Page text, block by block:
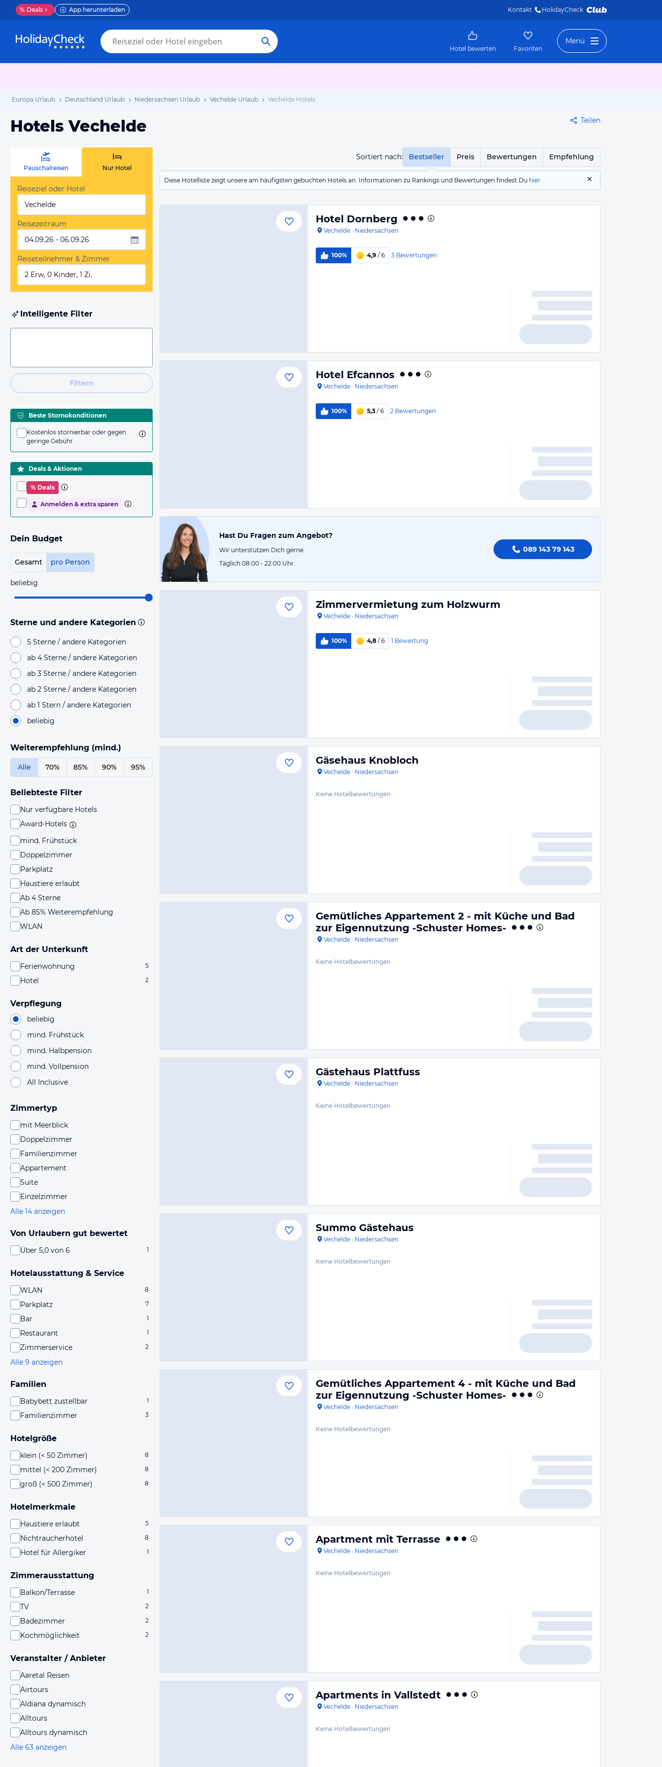
% Deals App herunterladen Kontakt HolidayCheck
Hotel bewerten Favoriten
Menü
Europa Urlaub Deutschland Urlaub Niedersachsen Urlaub Vechelde Urlaub Vechelde Hotels
Hotels Vechelde Teilen
Sortiert nach: Bestseller Preis Bewertungen Empfehlung
Diese Hotelliste zeigt unsere am häufigsten gebuchten Hotels an. Informationen zu Rankings und Bewertungen findest Du hier
Pauschalreisen Nur Hotel
Reiseziel oder Hotel
Vechelde
Reisezeitraum
04.09.26 - 06.09.26
Reiseteilnehmer & Zimmer
2 Erw, 0 Kinder, 1 Zi.
Intelligente Filter
Filtern
Beste Stornokonditionen
Kostenlos stornierbar oder gegen
geringe Gebühr
Deals & Aktionen
% Deals
Anmelden & extra sparen
Dein Budget
Gesamt pro Person
beliebig
Sterne und andere Kategorien
5 Sterne / andere Kategorien
ab 4 Sterne / andere Kategorien
ab 3 Sterne / andere Kategorien
ab 2 Sterne / andere Kategorien
ab 1 Stern / andere Kategorien
beliebig
Weiterempfehlung (mind.)
Alle 70% 85% 90% 95%
Beliebteste Filter
Nur verfügbare Hotels
Award-Hotels
mind. Frühstück
Doppelzimmer
Parkplatz
Haustiere erlaubt
Ab 4 Sterne
Ab 85% Weiterempfehlung
WLAN
Art der Unterkunft
Ferienwohnung 5
Hotel 2
Verpflegung
beliebig
mind. Frühstück
mind. Halbpension
mind. Vollpension
All Inclusive
Zimmertyp
mit Meerblick
Doppelzimmer
Familienzimmer
Appartement
Suite
Einzelzimmer
Alle 14 anzeigen
Von Urlaubern gut bewertet
Über 5,0 von 6 1
Hotelausstattung & Service
WLAN 8
Parkplatz 7
Bar 1
Restaurant 1
Zimmerservice 2
Alle 9 anzeigen
Familien
Babybett zustellbar 1
Familienzimmer 3
Hotelgröße
klein (< 50 Zimmer) 8
mittel (< 200 Zimmer) 8
groß (< 500 Zimmer) 8
Hotelmerkmale
Haustiere erlaubt 5
Nichtraucherhotel 8
Hotel für Allergiker 1
Zimmerausstattung
Balkon/Terrasse 1
TV 2
Badezimmer 2
Kochmöglichkeit 2
Veranstalter / Anbieter
Aaretal Reisen
Airtours
Aldiana dynamisch
Alltours
Alltours dynamisch
Alle 63 anzeigen
Hotel Dornberg
Vechelde · Niedersachsen
100% 4,9 / 6 3 Bewertungen
Hotel Efcannos
Vechelde · Niedersachsen
100% 5,3 / 6 2 Bewertungen
Hast Du Fragen zum Angebot?
Wir unterstützen Dich gerne.
Täglich 08:00 - 22:00 Uhr.
089 143 79 143
Zimmervermietung zum Holzwurm
Vechelde · Niedersachsen
100% 4,8 / 6 1 Bewertung
Gäsehaus Knobloch
Vechelde · Niedersachsen
Keine Hotelbewertungen
Gemütliches Appartement 2 - mit Küche und Bad
zur Eigennutzung -Schuster Homes-
Vechelde · Niedersachsen
Keine Hotelbewertungen
Gästehaus Plattfuss
Vechelde · Niedersachsen
Keine Hotelbewertungen
Summo Gästehaus
Vechelde · Niedersachsen
Keine Hotelbewertungen
Gemütliches Appartement 4 - mit Küche und Bad
zur Eigennutzung -Schuster Homes-
Vechelde · Niedersachsen
Keine Hotelbewertungen
Apartment mit Terrasse
Vechelde · Niedersachsen
Keine Hotelbewertungen
Apartments in Vallstedt
Vechelde · Niedersachsen
Keine Hotelbewertungen